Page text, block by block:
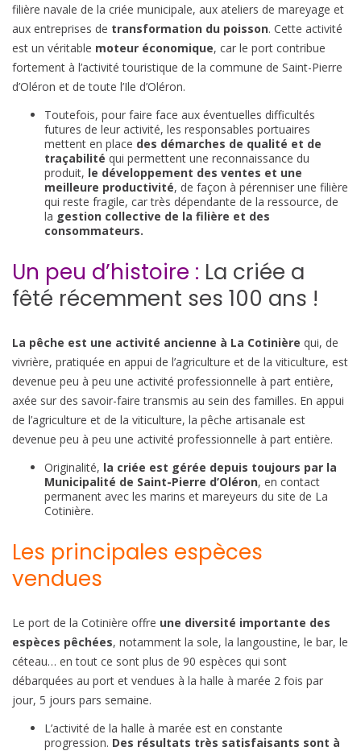
filière navale de la criée municipale, aux ateliers de mareyage et
aux entreprises de transformation du poisson. Cette activité
est un véritable moteur économique, car le port contribue
fortement à l’activité touristique de la commune de Saint-Pierre
d’Oléron et de toute l’Ile d’Oléron.
Toutefois, pour faire face aux éventuelles difficultés
futures de leur activité, les responsables portuaires
mettent en place des démarches de qualité et de
traçabilité qui permettent une reconnaissance du
produit, le développement des ventes et une
meilleure productivité, de façon à pérenniser une filière
qui reste fragile, car très dépendante de la ressource, de
la gestion collective de la filière et des
consommateurs.
Un peu d’histoire : La criée a
fêté récemment ses 100 ans !
La pêche est une activité ancienne à La Cotinière qui, de
vivrière, pratiquée en appui de l’agriculture et de la viticulture, est
devenue peu à peu une activité professionnelle à part entière,
axée sur des savoir-faire transmis au sein des familles. En appui
de l’agriculture et de la viticulture, la pêche artisanale est
devenue peu à peu une activité professionnelle à part entière.
Originalité, la criée est gérée depuis toujours par la
Municipalité de Saint-Pierre d’Oléron, en contact
permanent avec les marins et mareyeurs du site de La
Cotinière.
Les principales espèces
vendues
Le port de la Cotinière offre une diversité importante des
espèces pêchées, notamment la sole, la langoustine, le bar, le
céteau… en tout ce sont plus de 90 espèces qui sont
débarquées au port et vendues à la halle à marée 2 fois par
jour, 5 jours pars semaine.
L’activité de la halle à marée est en constante
progression. Des résultats très satisfaisants sont à